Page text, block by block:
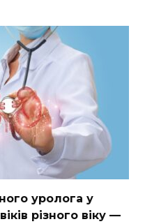
уролога у
різного віку —